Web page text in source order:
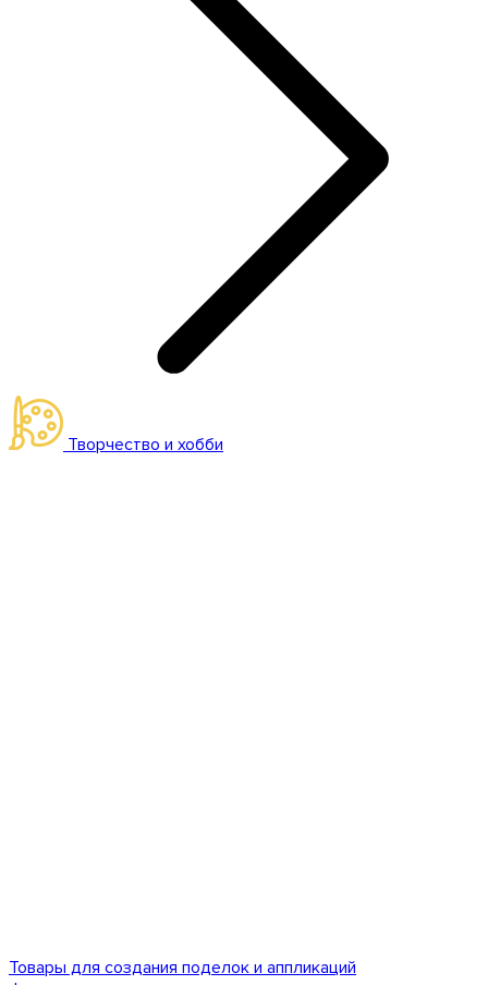
Творчество и хобби
Товары для создания поделок и аппликаций